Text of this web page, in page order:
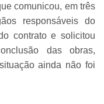
comunicou, em três
responsáveis do
contrato e solicitou
das obras,
ainda não foi